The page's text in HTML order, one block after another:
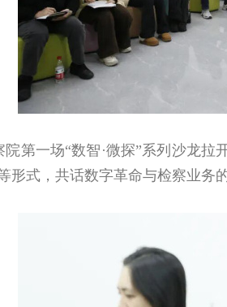
一场“数智·微探”系列沙龙拉
形式，共话数字革命与检察业务